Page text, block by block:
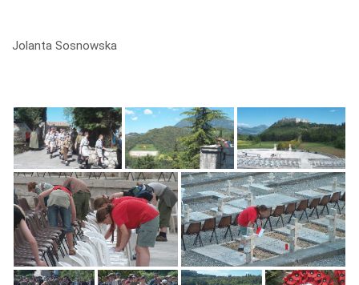
Jolanta Sosnowska